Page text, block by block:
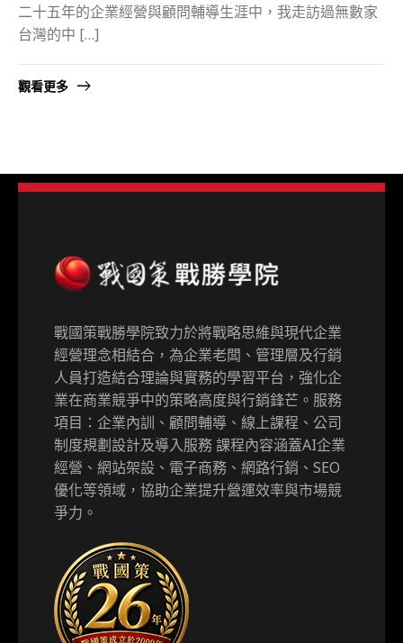
二十五年的企業經營與顧問輔導生涯中，我走訪過無數家
台灣的中 […]
觀看更多
戰國策戰勝學院致力於將戰略思維與現代企業
經營理念相結合，為企業老闆、管理層及行銷
人員打造結合理論與實務的學習平台，強化企
業在商業競爭中的策略高度與行銷鋒芒。服務
項目：企業內訓、顧問輔導、線上課程、公司
制度規劃設計及導入服務 課程內容涵蓋AI企業
經營、網站架設、電子商務、網路行銷、SEO
優化等領域，協助企業提升營運效率與市場競
爭力。